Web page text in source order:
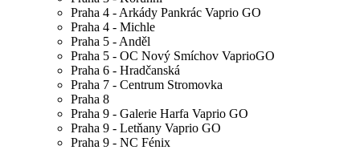
Praha 4 - Arkády Pankrác Vaprio GO
Praha 4 - Michle
Praha 5 - Anděl
Praha 5 - OC Nový Smíchov VaprioGO
Praha 6 - Hradčanská
Praha 7 - Centrum Stromovka
Praha 8
Praha 9 - Galerie Harfa Vaprio GO
Praha 9 - Letňany Vaprio GO
Praha 9 - NC Fénix